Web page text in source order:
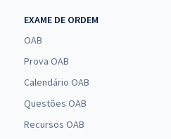
EXAME DE ORDEM
OAB
Prova OAB
Calendário OAB
Questões OAB
Recursos OAB